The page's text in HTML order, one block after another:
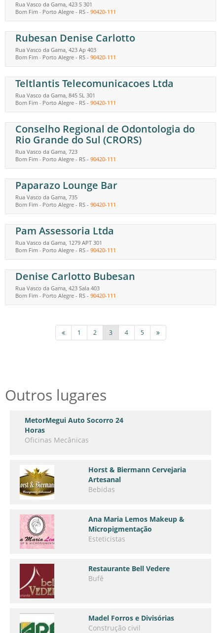
Rua Vasco da Gama, 423 S 301
Bom Fim - Porto Alegre - RS - 90420-111
Rubesan Denise Carlotto
Rua Vasco da Gama, 423 Ap 403
Bom Fim - Porto Alegre - RS - 90420-111
Teltlantis Telecomunicacoes Ltda
Rua Vasco da Gama, 845 SL 301
Bom Fim - Porto Alegre - RS - 90420-111
Conselho Regional de Odontologia do
Rio Grande do Sul (CRORS)
Rua Vasco da Gama, 723
Bom Fim - Porto Alegre - RS - 90420-111
Paparazo Lounge Bar
Rua Vasco da Gama, 735
Bom Fim - Porto Alegre - RS - 90420-111
Pam Assessoria Ltda
Rua Vasco da Gama, 1279 APT 301
Bom Fim - Porto Alegre - RS - 90420-111
Denise Carlotto Bubesan
Rua Vasco da Gama, 423 Sala 403
Bom Fim - Porto Alegre - RS - 90420-111
1 2 3 4 5
Outros lugares
MetorMegui Auto Socorro 24
Horas
Oficinas Mecânicas
Horst & Biermann Cervejaria
Artesanal
Bebidas
Ana Maria Lemos Makeup &
Micropigmentação
Esteticistas
Restaurante Bell Vedere
Bufê
Madel Forros e Divisórias
Construção civil